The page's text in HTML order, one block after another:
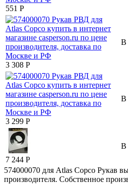
‍551‍ Р
3 308 Р
В
3 299 Р
В
7 244 Р
В
574000070 для Atlas Copco Рукав
производителя. Собственное